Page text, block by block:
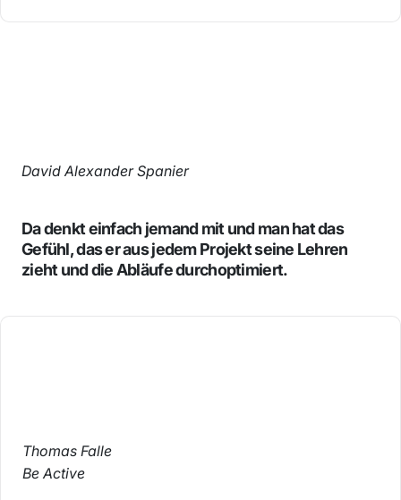
David Alexander Spanier
Da denkt einfach jemand mit und man hat das
Gefühl, das er aus jedem Projekt seine Lehren
zieht und die Abläufe durchoptimiert.
Thomas Falle
Be Active